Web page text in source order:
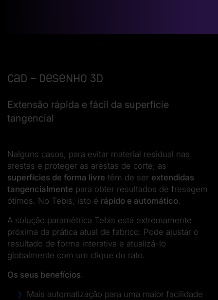
CAD – Desenho 3D
Extensão rápida e fácil da superfície
tangencial
Nalguns casos, para evitar material residual nas
arestas e proteger as arestas de corte, as
superfícies de forma livre têm de ser extendidas
tangencialmente para obter resultados de fresagem
ótimos. No Tebis, isto é rápido e automático.
A solução paramétrica Tebis está extremamente
próxima da prática atual de fabrico: Pode ajustar o
resultado de forma interativa e atualizá-lo
globalmente com um clique do rato.
Os seus benefícios:
Mais automatização para uma maior facilidade